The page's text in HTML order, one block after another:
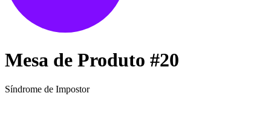
Mesa de Produto #20
Síndrome de Impostor